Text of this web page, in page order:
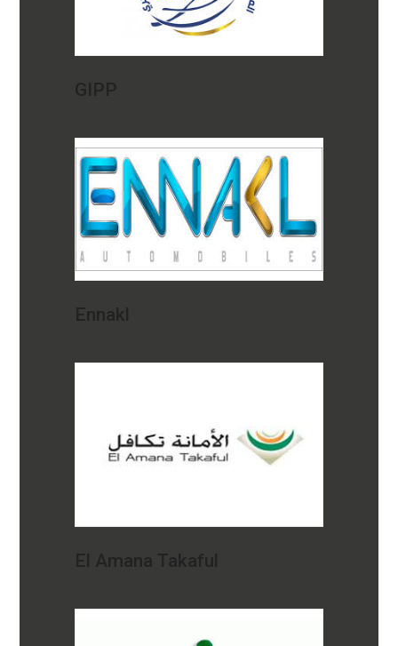
GIPP
Ennakl
El Amana Takaful